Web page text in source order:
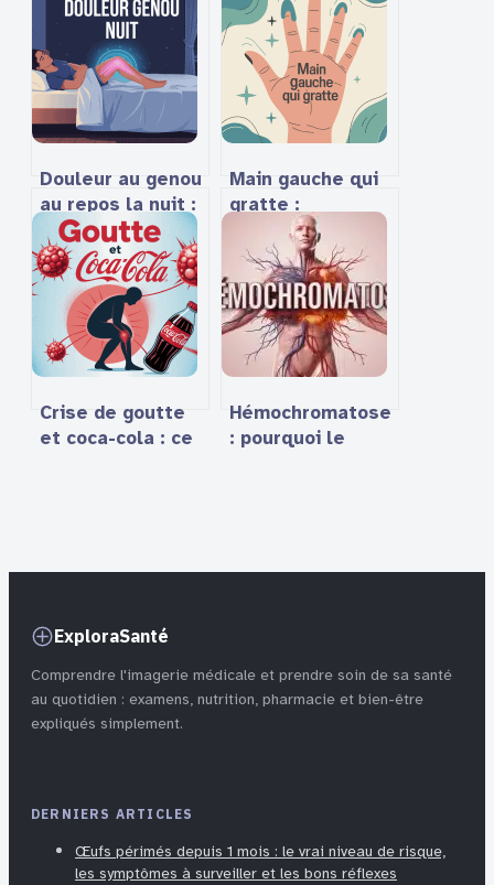
Douleur au genou
au repos la nuit :
causes, risques
et solutions
efficaces
Main gauche qui
gratte :
significations,
causes
médicales et
solutions
Crise de goutte
et coca-cola : ce
Hémochromatose
: pourquoi le
ExploraSanté
Comprendre l'imagerie médicale et prendre soin de sa santé
au quotidien : examens, nutrition, pharmacie et bien-être
expliqués simplement.
DERNIERS ARTICLES
Œufs périmés depuis 1 mois : le vrai niveau de risque,
les symptômes à surveiller et les bons réflexes